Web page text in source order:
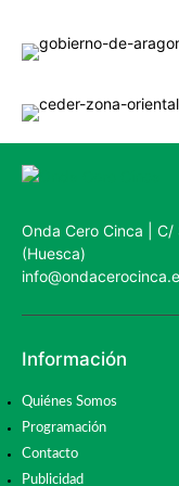
Onda Cero Cinca |
(Huesca)
Información
Quiénes Somos
Programación
Contacto
Publicidad